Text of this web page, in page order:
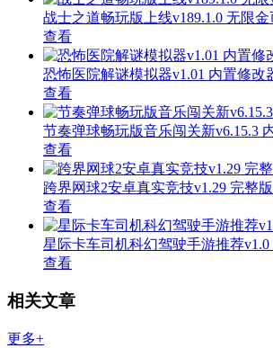
战士之道畅玩版上线v189.1.0 无限金
查看
恐怖医院解谜模拟器v1.01 内置修改
查看
节奏弹球畅玩版音乐闯关新v6.15.3
查看
跨界网球2安卓真实竞技v1.29 完整版
查看
星际卡车司机科幻驾驶手游推荐v1.0
查看
相关文章
更多+